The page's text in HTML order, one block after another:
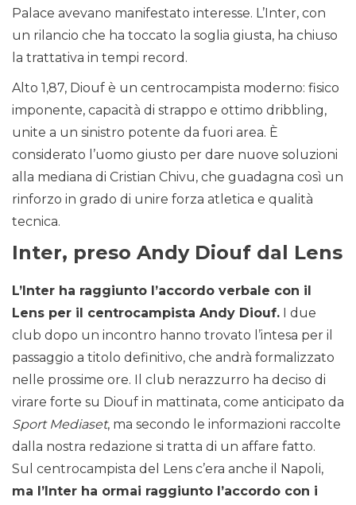
Palace avevano manifestato interesse. L’Inter, con
un rilancio che ha toccato la soglia giusta, ha chiuso
la trattativa in tempi record.
Alto 1,87, Diouf è un centrocampista moderno: fisico
imponente, capacità di strappo e ottimo dribbling,
unite a un sinistro potente da fuori area. È
considerato l’uomo giusto per dare nuove soluzioni
alla mediana di Cristian Chivu, che guadagna così un
rinforzo in grado di unire forza atletica e qualità
tecnica.
Inter, preso Andy Diouf dal Lens
L’Inter ha raggiunto l’accordo verbale con il
Lens per il centrocampista Andy Diouf. I due
club dopo un incontro hanno trovato l’intesa per il
passaggio a titolo definitivo, che andrà formalizzato
nelle prossime ore. Il club nerazzurro ha deciso di
virare forte su Diouf in mattinata, come anticipato da
Sport Mediaset, ma secondo le informazioni raccolte
dalla nostra redazione si tratta di un affare fatto.
Sul centrocampista del Lens c’era anche il Napoli,
ma l’Inter ha ormai raggiunto l’accordo con i